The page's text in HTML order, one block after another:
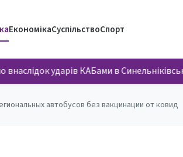
ЕкономікаСуспільствоСпорт
ударів КАБами в
автобусов без вакцинации от ковид